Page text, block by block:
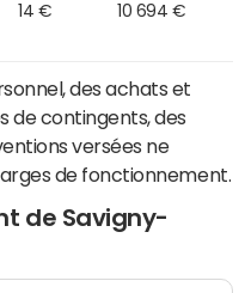
14 € 10 694 €
des achats et
de contingents, des
versées ne
de fonctionnement.
de Savigny-